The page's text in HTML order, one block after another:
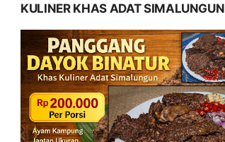
KULINER KHAS ADAT SIMALUNGUN